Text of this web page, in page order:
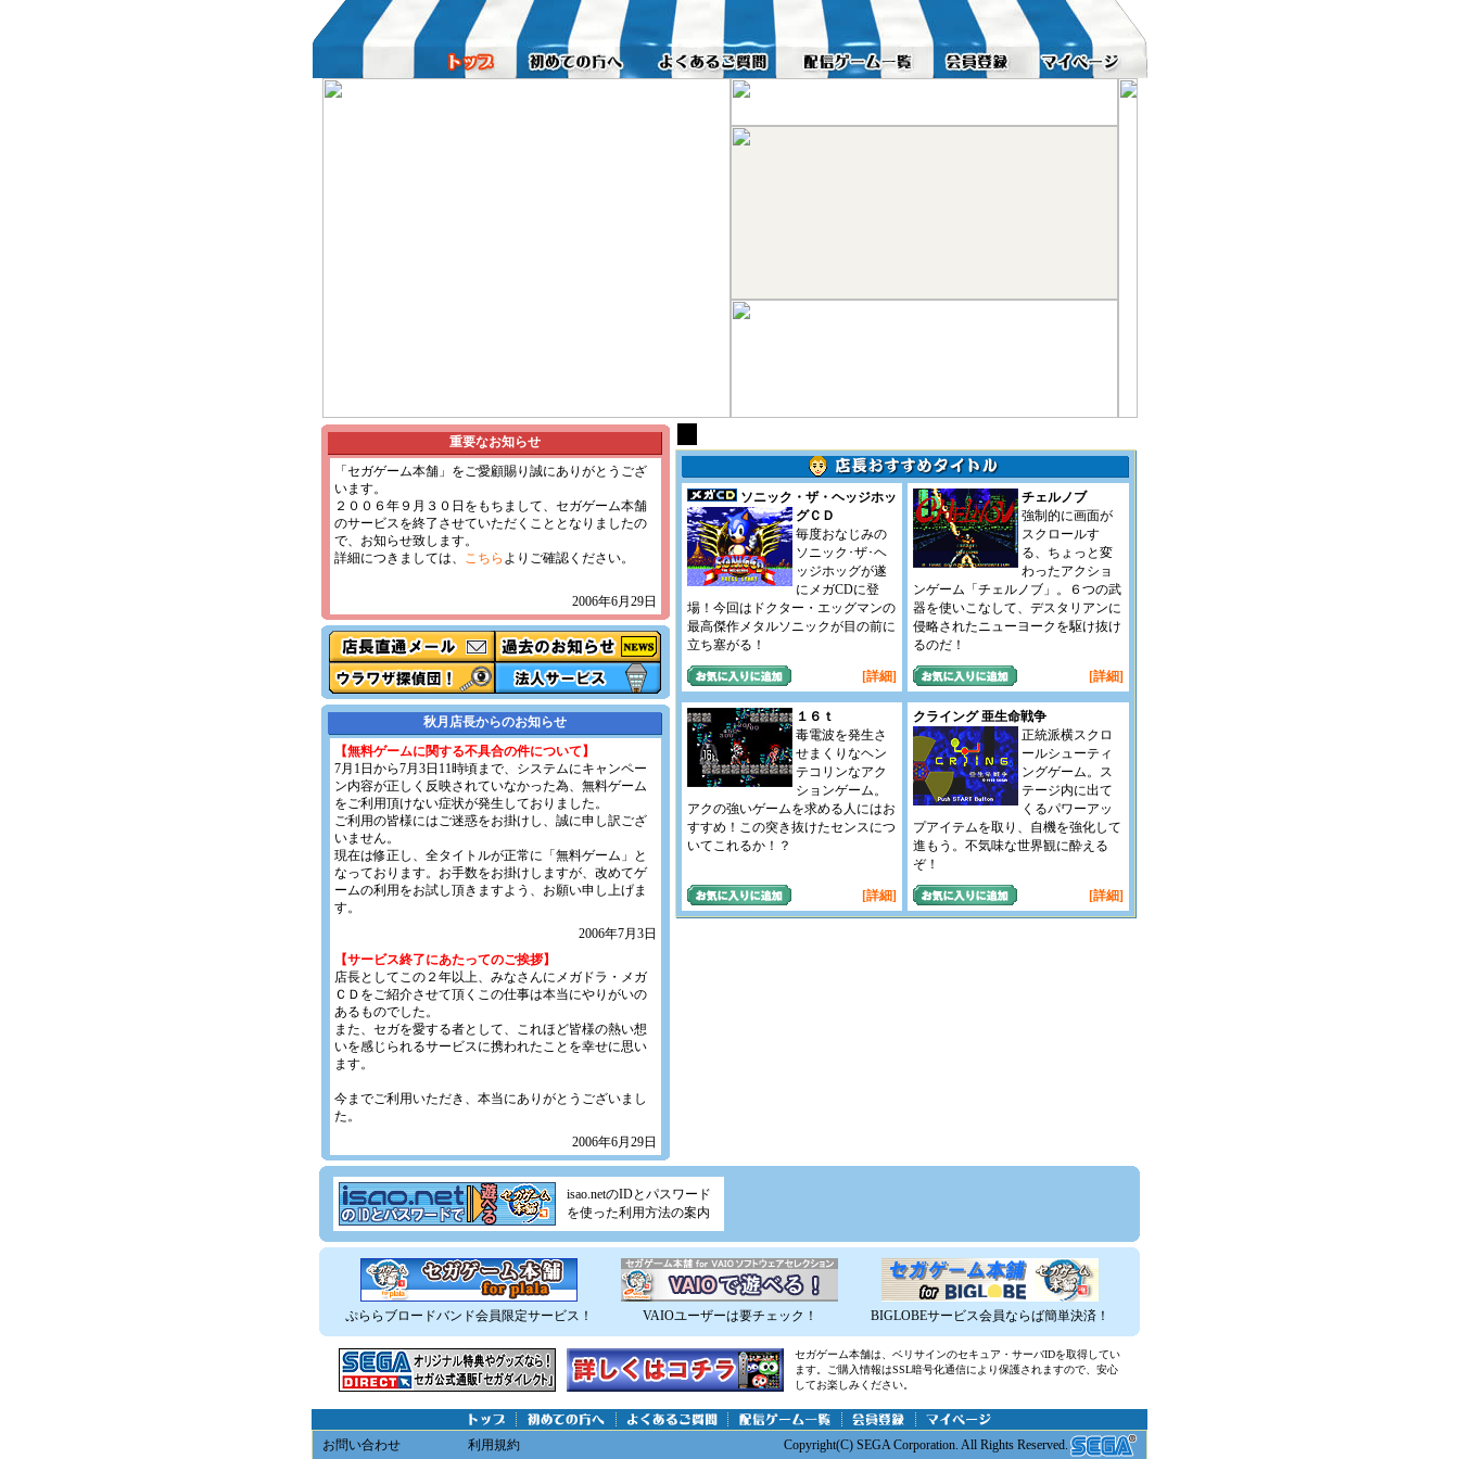
重要なお知らせ
「セガゲーム本舗」をご愛顧賜り誠にありがとうござ
います。
２００６年９月３０日をもちまして、セガゲーム本舗
のサービスを終了させていただくこととなりましたの
で、お知らせ致します。
詳細につきましては、
こちら よりご確認ください。
2006年6月29日
秋月店長からのお知らせ
【無料ゲームに関する不具合の件について】
7月1日から7月3日11時頃まで、システムにキャンペー
ン内容が正しく反映されていなかった為、無料ゲーム
をご利用頂けない症状が発生しておりました。
ご利用の皆様にはご迷惑をお掛けし、誠に申し訳ござ
いません。
現在は修正し、全タイトルが正常に「無料ゲーム」と
なっております。お手数をお掛けしますが、改めてゲ
ームの利用をお試し頂きますよう、お願い申し上げま
す。
2006年7月3日
【サービス終了にあたってのご挨拶】
店長としてこの２年以上、みなさんにメガドラ・メガ
ＣＤをご紹介させて頂くこの仕事は本当にやりがいの
あるものでした。
また、セガを愛する者として、これほど皆様の熱い想
いを感じられるサービスに携われたことを幸せに思い
ます。
今までご利用いただき、本当にありがとうございまし
た。
2006年6月29日
ソニック・ザ・ヘッジホッ
グＣＤ
毎度おなじみの
ソニック･ザ･ヘ
ッジホッグが遂
にメガCDに登
場！今回はドクター・エッグマンの
最高傑作メタルソニックが目の前に
立ち塞がる！
チェルノブ
強制的に画面が
スクロールす
る、ちょっと変
わったアクショ
ンゲーム「チェルノブ」。６つの武
器を使いこなして、デスタリアンに
侵略されたニューヨークを駆け抜け
るのだ！
[詳細] [詳細]
１６ｔ
毒電波を発生さ
せまくりなヘン
テコリンなアク
ションゲーム。
アクの強いゲームを求める人にはお
すすめ！この突き抜けたセンスにつ
いてこれるか！？
クライング 亜生命戦争
正統派横スクロ
ールシューティ
ングゲーム。ス
テージ内に出て
くるパワーアッ
プアイテムを取り、自機を強化して
進もう。不気味な世界観に酔える
ぞ！
[詳細] [詳細]
isao.netのIDとパスワード
を使った利用方法の案内
ぷららブロードバンド会員限定サービス！ VAIOユーザーは要チェック！ BIGLOBEサービス会員ならば簡単決済！
セガゲーム本舗は、ベリサインのセキュア・サーバIDを取得してい
ます。ご購入情報はSSL暗号化通信により保護されますので、安心
してお楽しみください。
お問い合わせ 利用規約 Copyright(C) SEGA Corporation. All Rights Reserved.